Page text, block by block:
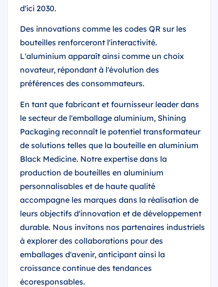
d'ici 2030.
Des innovations comme les codes QR sur les
bouteilles renforceront l'interactivité.
L'aluminium apparaît ainsi comme un choix
novateur, répondant à l'évolution des
préférences des consommateurs.
En tant que fabricant et fournisseur leader dans
le secteur de l'emballage aluminium, Shining
Packaging reconnaît le potentiel transformateur
de solutions telles que la bouteille en aluminium
Black Medicine. Notre expertise dans la
production de bouteilles en aluminium
personnalisables et de haute qualité
accompagne les marques dans la réalisation de
leurs objectifs d'innovation et de développement
durable. Nous invitons nos partenaires industriels
à explorer des collaborations pour des
emballages d'avenir, anticipant ainsi la
croissance continue des tendances
écoresponsables.